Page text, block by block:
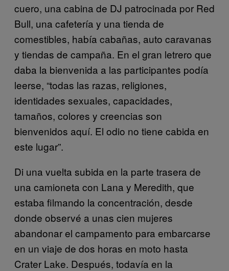
cuero, una cabina de DJ patrocinada por Red
Bull, una cafetería y una tienda de
comestibles, había cabañas, auto caravanas
y tiendas de campaña. En el gran letrero que
daba la bienvenida a las participantes podía
leerse, “todas las razas, religiones,
identidades sexuales, capacidades,
tamaños, colores y creencias son
bienvenidos aquí. El odio no tiene cabida en
este lugar”.
Di una vuelta subida en la parte trasera de
una camioneta con Lana y Meredith, que
estaba filmando la concentración, desde
donde observé a unas cien mujeres
abandonar el campamento para embarcarse
en un viaje de dos horas en moto hasta
Crater Lake. Después, todavía en la